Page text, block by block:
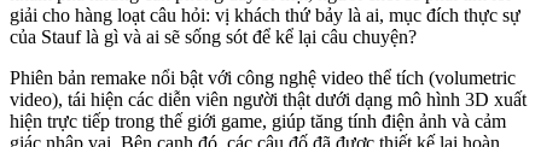
giải cho hàng loạt câu hỏi: vị khách thứ bảy là ai, mục đích thực sự
của Stauf là gì và ai sẽ sống sót để kể lại câu chuyện?
Phiên bản remake nổi bật với công nghệ video thể tích (volumetric
video), tái hiện các diễn viên người thật dưới dạng mô hình 3D xuất
hiện trực tiếp trong thế giới game, giúp tăng tính điện ảnh và cảm
giác nhập vai. Bên cạnh đó, các câu đố đã được thiết kế lại hoàn